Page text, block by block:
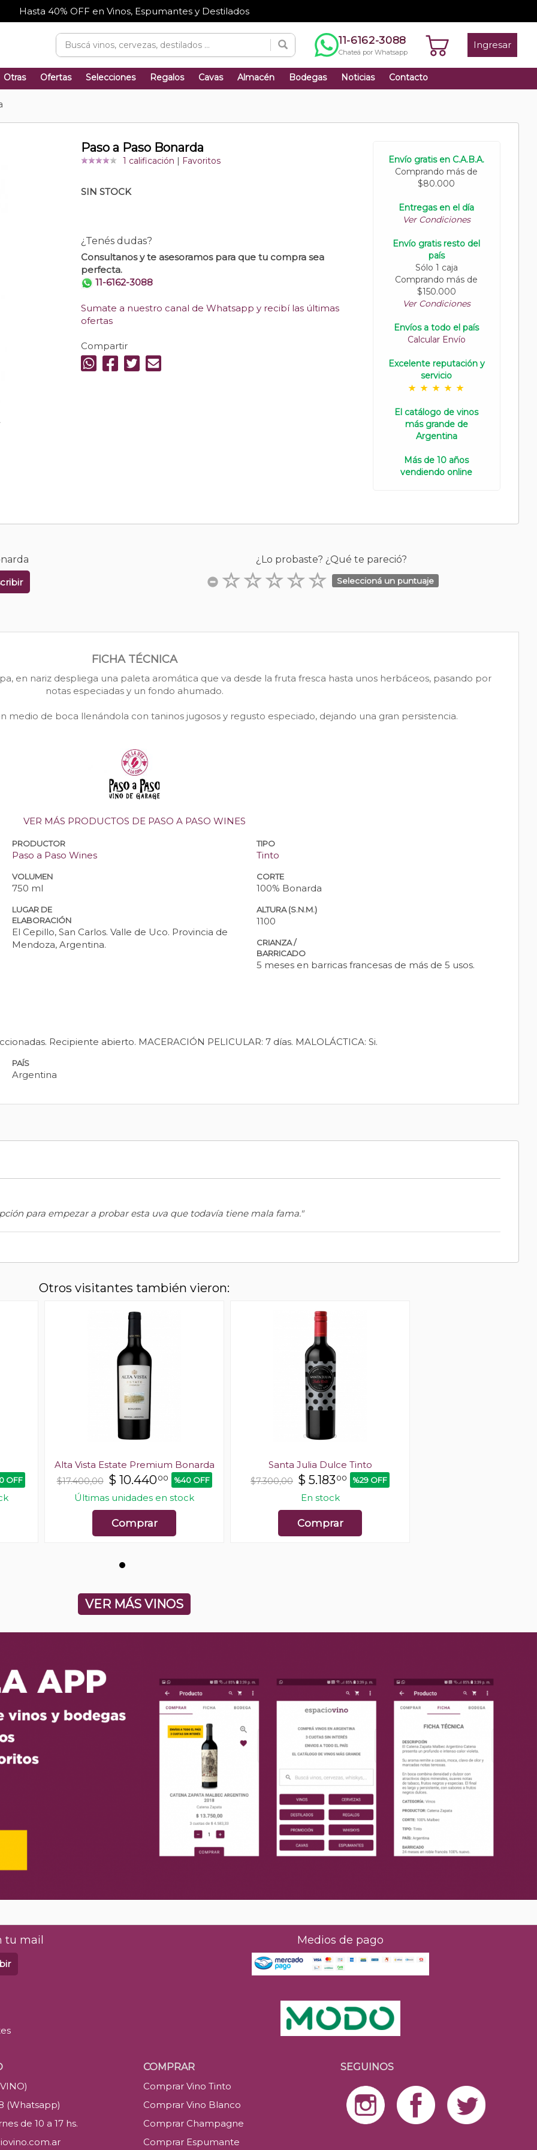
Hasta 40% OFF en Vinos, Espumantes y Destilados
11-6162-3088
Chateá por Whatsapp
Ingresar
Otras Ofertas Selecciones Regalos Cavas Almacén Bodegas Noticias Contacto
Paso a Paso Bonarda
1 calificación Favoritos
SIN STOCK
¿Tenés dudas?
Consultanos y te asesoramos para que tu compra sea
perfecta.
11-6162-3088
Sumate a nuestro canal de Whatsapp y recibí las últimas
ofertas
Compartir
Envío gratis en C.A.B.A.
Comprando más de
$80.000
Entregas en el día
Ver Condiciones
Envío gratis resto del
país
Sólo 1 caja
Comprando más de
$150.000
Ver Condiciones
Envíos a todo el país
Calcular Envío
Excelente reputación y
servicio
El catálogo de vinos
más grande de
Argentina
Más de 10 años
vendiendo online
¿Lo probaste? ¿Qué te pareció?
Seleccioná un puntuaje
FICHA TÉCNICA
en nariz despliega una paleta aromática que va desde la fruta fresca hasta unos herbáceos, pasando por
notas especiadas y un fondo ahumado.
medio de boca llenándola con taninos jugosos y regusto especiado, dejando una gran persistencia.
VER MÁS PRODUCTOS DE PASO A PASO WINES
PRODUCTOR
Paso a Paso Wines
TIPO
Tinto
VOLUMEN
750 ml
CORTE
100% Bonarda
LUGAR DE
ELABORACIÓN
El Cepillo, San Carlos. Valle de Uco. Provincia de
Mendoza, Argentina.
ALTURA (S.N.M.)
1100
CRIANZA /
BARRICADO
5 meses en barricas francesas de más de 5 usos.
Recipiente abierto. MACERACIÓN PELICULAR: 7 días. MALOLÁCTICA: Si.
PAÍS
Argentina
para empezar a probar esta uva que todavía tiene mala fama."
Otros visitantes también vieron:
OFF
Alta Vista Estate Premium Bonarda
$17.400,00 $ 10.44000 %40 OFF
Últimas unidades en stock
Comprar
Santa Julia Dulce Tinto
$7.300,00 $ 5.183 00 %29 OFF
En stock
Comprar
VER MÁS VINOS
tu mail Medios de pago
(Whatsapp)
de 10 a 17 hs.
COMPRAR
Comprar Vino Tinto
Comprar Vino Blanco
Comprar Champagne
Comprar Espumante
SEGUINOS